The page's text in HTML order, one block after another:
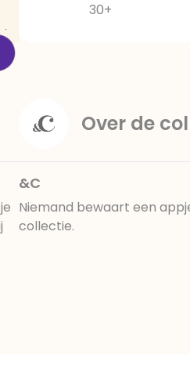
30+
Over de
&C
Niemand bewaart een
collectie.